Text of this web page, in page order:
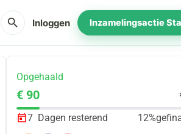
search Inloggen Inzamelingsactie
Opgehaald
€ 90
7 Dagen resterend 12%